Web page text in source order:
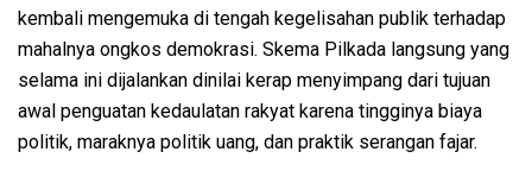
kembali mengemuka di tengah kegelisahan publik terhadap
mahalnya ongkos demokrasi. Skema Pilkada langsung yang
selama ini dijalankan dinilai kerap menyimpang dari tujuan
awal penguatan kedaulatan rakyat karena tingginya biaya
politik, maraknya politik uang, dan praktik serangan fajar.